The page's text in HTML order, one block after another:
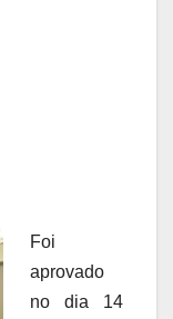
Foi
aprovado
no dia 14